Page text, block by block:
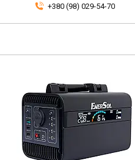
+380 (98) 029-54-70
241000198